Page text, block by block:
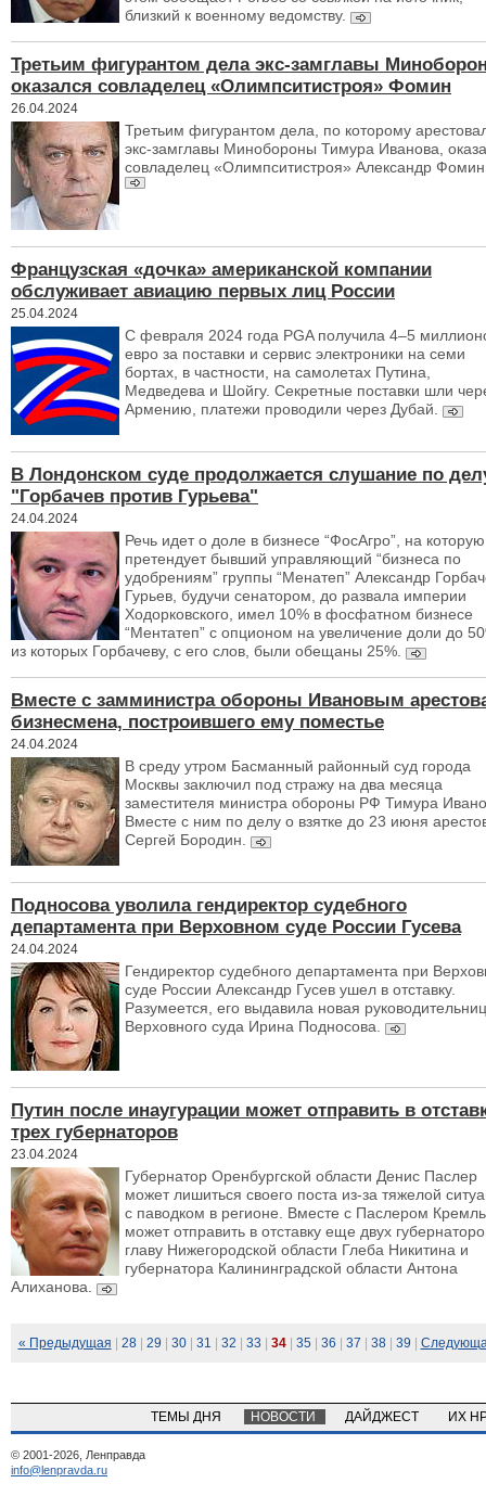
близкий к военному ведомству.
Третьим фигурантом дела экс-замглавы
оказался совладелец «Олимпситистроя» Фомин
26.04.2024
Третьим фигурантом дела, по которому
экс-замглавы Минобороны Тимура Иванова,
совладелец «Олимпситистроя» Александр
Французская «дочка» американской компании
обслуживает авиацию первых лиц России
25.04.2024
С февраля 2024 года PGA получила 4–5
евро за поставки и сервис электроники на семи
бортах, в частности, на самолетах Путина,
Медведева и Шойгу. Секретные поставки шли
Армению, платежи проводили через Дубай.
В Лондонском суде продолжается слушание по
"Горбачев против Гурьева"
24.04.2024
Речь идет о доле в бизнесе “ФосАгро”, на которую
претендует бывший управляющий “бизнеса по
удобрениям” группы “Менатеп” Александр
Гурьев, будучи сенатором, до развала империи
Ходорковского, имел 10% в фосфатном бизнесе
“Ментатеп” с опционом на увеличение доли до
из которых Горбачеву, с его слов, были обещаны 25%.
Вместе с замминистра обороны Ивановым
бизнесмена, построившего ему поместье
24.04.2024
В среду утром Басманный районный суд города
Москвы заключил под стражу на два месяца
заместителя министра обороны РФ Тимура
Вместе с ним по делу о взятке до 23 июня
Сергей Бородин.
Подносова уволила гендиректор судебного
департамента при Верховном суде России Гусева
24.04.2024
Гендиректор судебного департамента при
суде России Александр Гусев ушел в отставку.
Разумеется, его выдавила новая
Верховного суда Ирина Подносова.
Путин после инаугурации может отправить в
трех губернаторов
23.04.2024
Губернатор Оренбургской области Денис Паслер
может лишиться своего поста из-за тяжелой
с паводком в регионе. Вместе с Паслером Кремль
может отправить в отставку еще двух
главу Нижегородской области Глеба Никитина и
губернатора Калининградской области Антона
Алиханова.
« Предыдущая 28| 29 30| 31 32 33 34| 35| 36 37 38| 39
ТЕМЫ ДНЯ НОВОСТИ ДАЙДЖЕСТ ИХ
© 2001-2026, Ленправда
info@lenpravda.ru